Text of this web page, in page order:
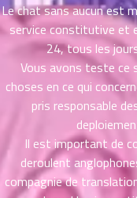
Le chat sans aucun est
service constitutive et
24, tous les
Vous avons teste ce
choses en ce qui
pris responsable
Il est important de
deroulent
compagnie de
ม
16
ม
18
ตอน